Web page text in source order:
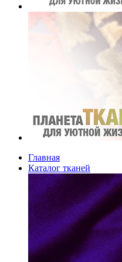
Главная
Каталог тканей